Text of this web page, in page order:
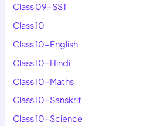
Class 09-SST
Class 10
Class 10-English
Class 10-Hindi
Class 10-Maths
Class 10-Sanskrit
Class 10-Science